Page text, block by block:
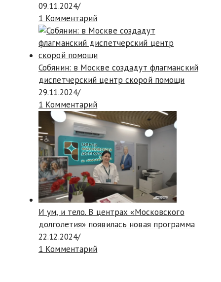
09.11.2024/
1 Комментарий
Собянин: в Москве создадут флагманский
диспетчерский центр скорой помощи
29.11.2024/
1 Комментарий
И ум, и тело. В центрах «Московского
долголетия» появилась новая программа
22.12.2024/
1 Комментарий